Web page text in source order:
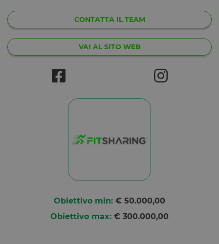
CONTATTA IL TEAM
VAI AL SITO WEB
Obiettivo min: € 50.000,00
Obiettivo max: € 300.000,00